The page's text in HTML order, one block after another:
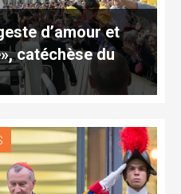
d’amour et
catéchèse du